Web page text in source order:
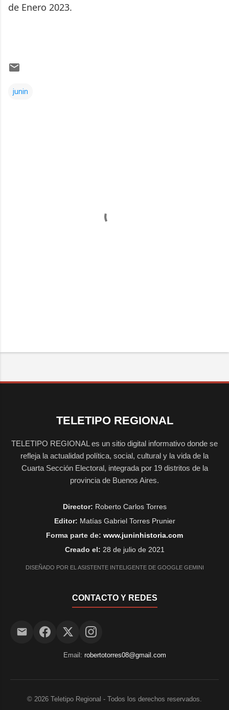
de Enero 2023.
junin
TELETIPO REGIONAL
TELETIPO REGIONAL es un sitio digital informativo donde se
refleja la actualidad política, social, cultural y la vida de la
Cuarta Sección Electoral, integrada por 19 distritos de la
provincia de Buenos Aires.
Director: Roberto Carlos Torres
Editor: Matías Gabriel Torres Prunier
Forma parte de: www.juninhistoria.com
Creado el: 28 de julio de 2021
DISEÑADO POR EL ASISTENTE INTELIGENTE DE GOOGLE GEMINI
CONTACTO Y REDES
Email: robertotorres08@gmail.com
© 2026 Teletipo Regional - Todos los derechos reservados.